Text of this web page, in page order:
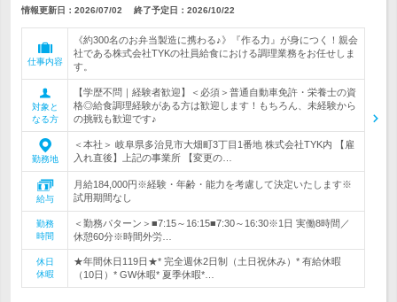
情報更新日：2026/07/02 終了予定日： 2026/10/22
仕事内容
《約300名のお弁当製造に携わる♪》『作る力』が身につく！親会
社である株式会社TYKの社員給食における調理業務をお任せしま
す。
対象と
なる方
【学歴不問｜経験者歓迎】＜必須＞普通自動車免許・栄養士の資
格◎給食調理経験がある方は歓迎します！もちろん、未経験から
の挑戦も歓迎です♪
勤務地
＜本社＞ 岐阜県多治見市大畑町3丁目1番地 株式会社TYK内 【雇
入れ直後】上記の事業所 【変更の…
給与
月給184,000円※経験・年齢・能力を考慮して決定いたします※
試用期間なし
勤務
時間
＜勤務パターン＞■7:15～16:15■7:30～16:30※1日 実働8時間／
休憩60分※時間外労…
休日
休暇
★年間休日119日★* 完全週休2日制（土日祝休み）* 有給休暇
（10日）* GW休暇* 夏季休暇*…